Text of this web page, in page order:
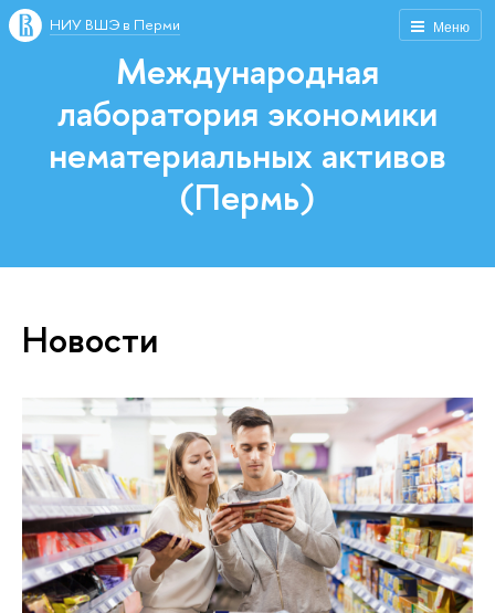
Меню
НИУ ВШЭ в Перми
Международная
лаборатория экономики
нематериальных активов
(Пермь)
Новости